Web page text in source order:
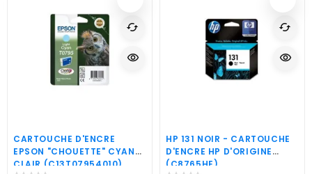
CARTOUCHE D'ENCRE
EPSON "CHOUETTE" CYAN
CLAIR (C13T07954010)
cached
visibility
HP 131 NOIR - CARTOUCHE
D'ENCRE HP D'ORIGINE
(C8765HE)
cached
visibility